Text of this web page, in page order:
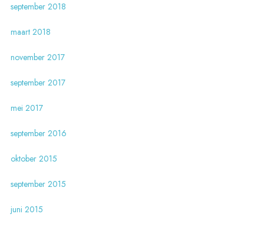
september 2018
maart 2018
november 2017
september 2017
mei 2017
september 2016
oktober 2015
september 2015
juni 2015